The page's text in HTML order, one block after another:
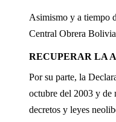
Asimismo y a tiempo
Central Obrera
RECUPERAR LA
Por su parte, la
octubre del 2003 y de
decretos y leyes